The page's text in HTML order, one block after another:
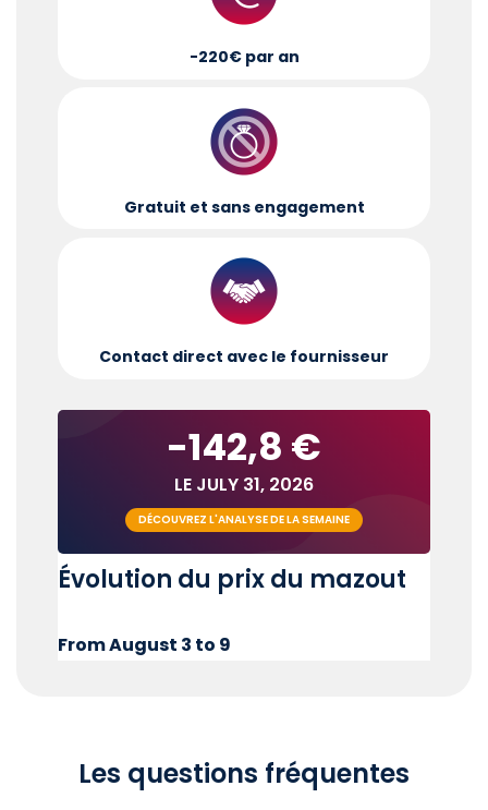
-220€ par an
Gratuit et sans engagement
Contact direct avec le fournisseur
-142,8 €
LE JULY 31, 2026
DÉCOUVREZ L'ANALYSE DE LA SEMAINE
Évolution du prix du mazout
From August 3 to 9
Les questions fréquentes